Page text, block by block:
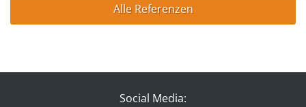
Alle Referenzen
Social Media: